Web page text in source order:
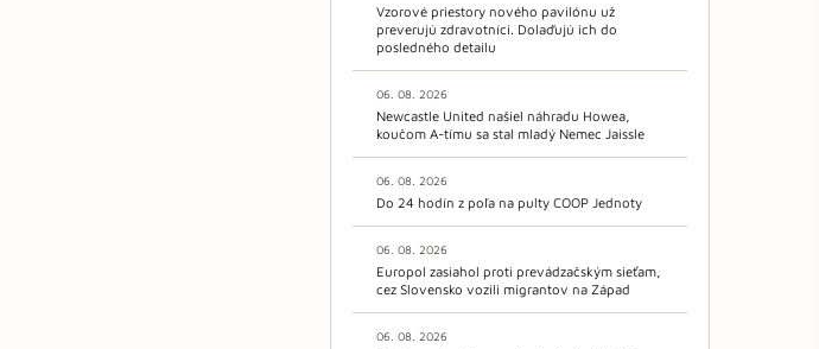
Vzorové priestory nového pavilónu už
preverujú zdravotníci. Dolaďujú ich do
posledného detailu
06. 08. 2026
Newcastle United našiel náhradu Howea,
koučom A-tímu sa stal mladý Nemec Jaissle
06. 08. 2026
Do 24 hodín z poľa na pulty COOP Jednoty
06. 08. 2026
Europol zasiahol proti prevádzačským sieťam,
cez Slovensko vozili migrantov na Západ
06. 08. 2026